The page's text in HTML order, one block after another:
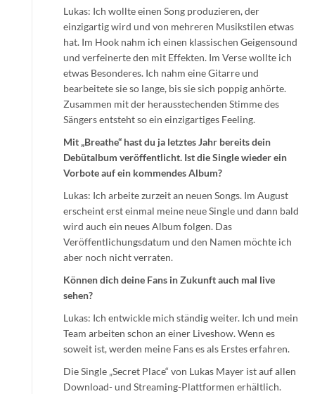
Lukas: Ich wollte einen Song produzieren, der
einzigartig wird und von mehreren Musikstilen etwas
hat. Im Hook nahm ich einen klassischen Geigensound
und verfeinerte den mit Effekten. Im Verse wollte ich
etwas Besonderes. Ich nahm eine Gitarre und
bearbeitete sie so lange, bis sie sich poppig anhörte.
Zusammen mit der herausstechenden Stimme des
Sängers entsteht so ein einzigartiges Feeling.
Mit „Breathe“ hast du ja letztes Jahr bereits dein
Debütalbum veröffentlicht. Ist die Single wieder ein
Vorbote auf ein kommendes Album?
Lukas: Ich arbeite zurzeit an neuen Songs. Im August
erscheint erst einmal meine neue Single und dann bald
wird auch ein neues Album folgen. Das
Veröffentlichungsdatum und den Namen möchte ich
aber noch nicht verraten.
Können dich deine Fans in Zukunft auch mal live
sehen?
Lukas: Ich entwickle mich ständig weiter. Ich und mein
Team arbeiten schon an einer Liveshow. Wenn es
soweit ist, werden meine Fans es als Erstes erfahren.
Die Single „Secret Place“ von Lukas Mayer ist auf allen
Download- und Streaming-Plattformen erhältlich.